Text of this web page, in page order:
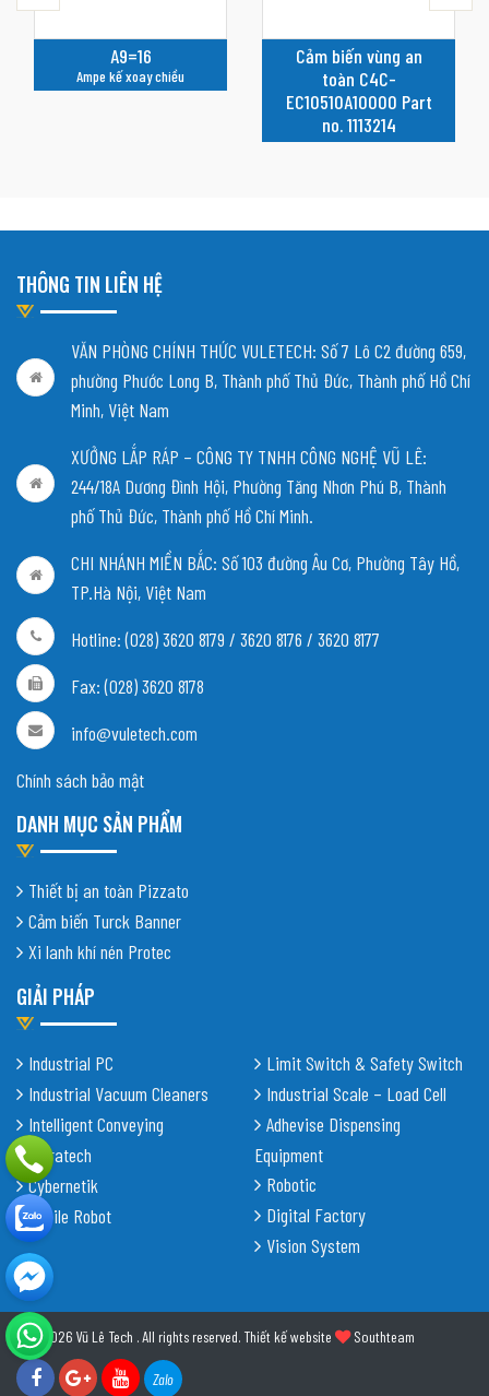
A9=16
Ampe kế xoay chiều
Cảm biến vùng an
toàn C4C-
EC10510A10000 Part
no. 1113214
THÔNG TIN LIÊN HỆ
VĂN PHÒNG CHÍNH THỨC VULETECH: Số 7 Lô C2 đường 659,
phường Phước Long B, Thành phố Thủ Đức, Thành phố Hồ Chí
Minh, Việt Nam
XƯỞNG LẮP RÁP – CÔNG TY TNHH CÔNG NGHỆ VŨ LÊ:
244/18A Dương Đình Hội, Phường Tăng Nhơn Phú B, Thành
phố Thủ Đức, Thành phố Hồ Chí Minh.
CHI NHÁNH MIỀN BẮC: Số 103 đường Âu Cơ, Phường Tây Hồ,
TP.Hà Nội, Việt Nam
Hotline: (028) 3620 8179 / 3620 8176 / 3620 8177
Fax: (028) 3620 8178
info@vuletech.com
Chính sách bảo mật
DANH MỤC SẢN PHẨM
Thiết bị an toàn Pizzato
Cảm biến Turck Banner
Xi lanh khí nén Protec
GIẢI PHÁP
Industrial PC
Industrial Vacuum Cleaners
Intelligent Conveying
Shiratech
Cybernetik
Mobile Robot
Limit Switch & Safety Switch
Industrial Scale – Load Cell
Adhevise Dispensing
Equipment
Robotic
Digital Factory
Vision System
© 2026 Vũ Lê Tech . All rights reserved. Thiết kế website Southteam
Zalo